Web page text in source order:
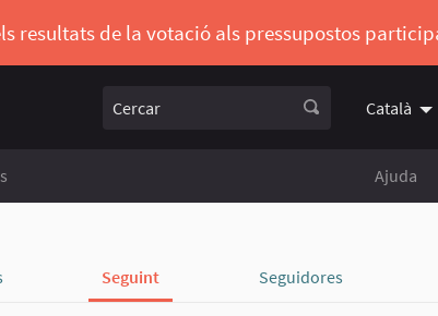
resultats de la votació als pressupostos
Català
Ajuda
Seguint Seguidores